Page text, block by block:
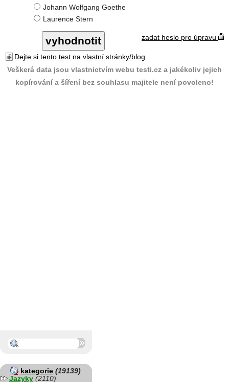
Johann Wolfgang Goethe
Laurence Stern
zadat heslo pro úpravu
Dejte si tento test na vlastní stránky/blog
Veškerá data jsou vlastnictvím webu testi.cz a jakékoliv jejich
kopírování a šíření bez souhlasu majitele není povoleno!
kategorie (19139)
Jazyky (2110)